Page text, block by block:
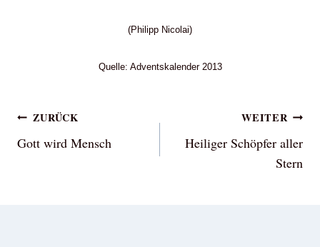
(Philipp Nicolai)
Quelle: Adventskalender 2013
Beitragsnavigation
ZURÜCK
Gott wird Mensch
WEITER
Heiliger Schöpfer aller
Stern